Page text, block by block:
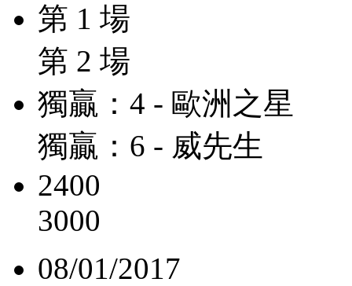
第 1 場
第 2 場
獨贏：4 - 歐洲之星
獨贏：6 - 威先生
2400
3000
08/01/2017